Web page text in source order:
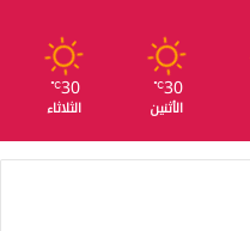
30
℃
الأثنين
30
℃
الثلاثاء